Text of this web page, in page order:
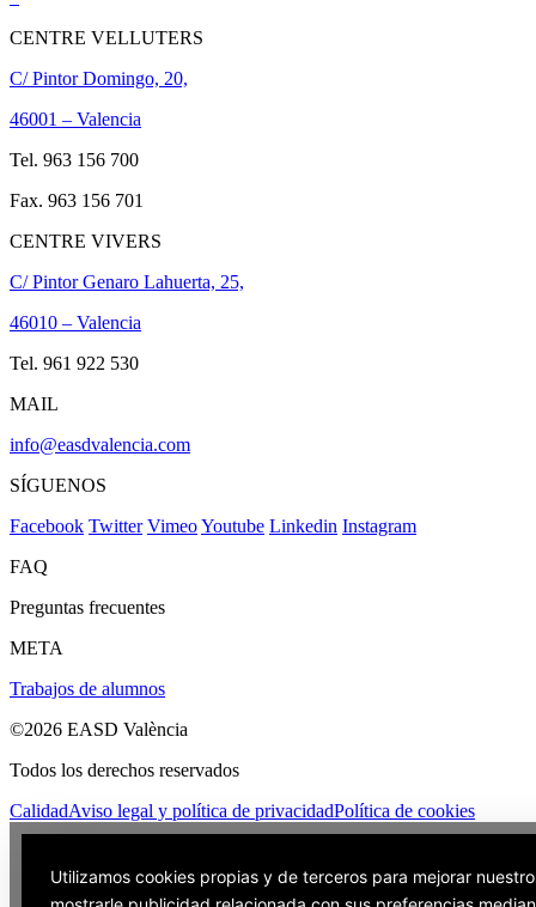
CENTRE VELLUTERS
C/ Pintor Domingo, 20,
46001 – Valencia
Tel. 963 156 700
Fax. 963 156 701
CENTRE VIVERS
C/ Pintor Genaro Lahuerta, 25,
46010 – Valencia
Tel. 961 922 530
MAIL
info@easdvalencia.com
SÍGUENOS
Facebook Twitter VimeoYoutube Linkedin Instagram
FAQ
Preguntas frecuentes
META
Trabajos de alumnos
©2026 EASD València
Todos los derechos reservados
CalidadAviso legal y política de privacidadPolítica de cookies
Utilizamos cookies propias y de terceros para mejorar